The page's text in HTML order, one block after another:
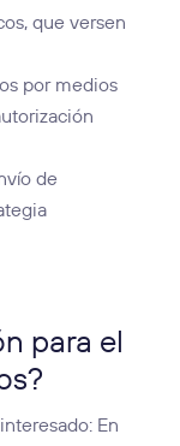
que versen
por medios
de
para el
En